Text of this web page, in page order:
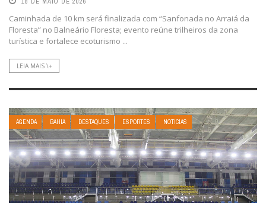
Caminhada de 10 km será finalizada com “Sanfonada no Arraiá da
Floresta” no Balneário Floresta; evento reúne trilheiros da zona
turística e fortalece ecoturismo ...
LEIA MAIS \+
AGENDA BAHIA DESTAQUES ESPORTES NOTÍCIAS